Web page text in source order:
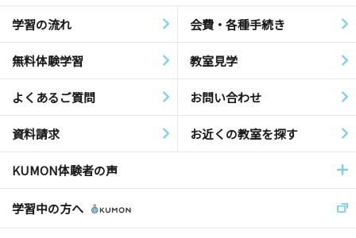
学習の流れ 会費・各種手続き
無料体験学習 教室見学
よくあるご質問 お問い合わせ
資料請求 お近くの教室を探す
KUMON体験者の声
学習中の方へ